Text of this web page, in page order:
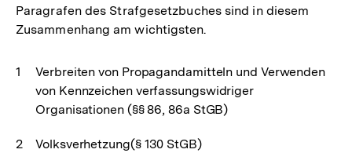
Paragrafen des Strafgesetzbuches sind in diesem
Zusammenhang am wichtigsten.
Verbreiten von Propagandamitteln und Verwenden
von Kennzeichen verfassungswidriger
Organisationen (§§ 86, 86a StGB)
Volksverhetzung(§ 130 StGB)